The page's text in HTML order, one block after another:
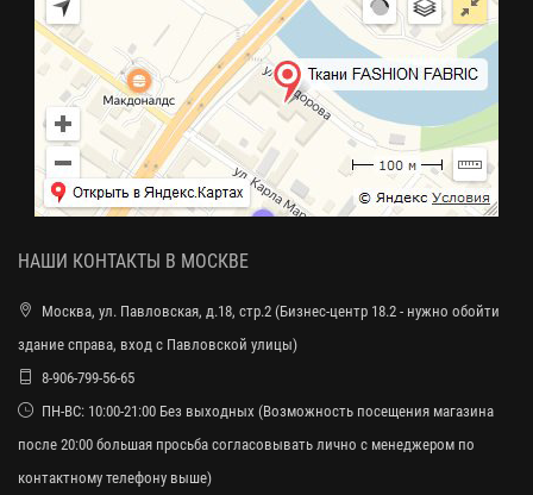
НАШИ КОНТАКТЫ В МОСКВЕ
Москва, ул. Павловская, д.18, стр.2 (Бизнес-центр 18.2 - нужно обойти
здание справа, вход с Павловской улицы)
8-906-799-56-65
ПН-ВС: 10:00-21:00 Без выходных (Возможность посещения магазина
после 20:00 большая просьба согласовывать лично с менеджером по
контактному телефону выше)